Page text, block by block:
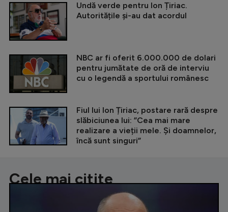
Undă verde pentru Ion Țiriac.
Autoritățile și-au dat acordul
NBC ar fi oferit 6.000.000 de dolari
pentru jumătate de oră de interviu
cu o legendă a sportului românesc
Fiul lui Ion Țiriac, postare rară despre
slăbiciunea lui: ”Cea mai mare
realizare a vieții mele. Și doamnelor,
încă sunt singuri”
Cele mai citite